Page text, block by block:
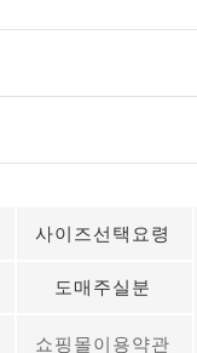
사이즈선택요령
도매주실분
쇼핑몰이용약관